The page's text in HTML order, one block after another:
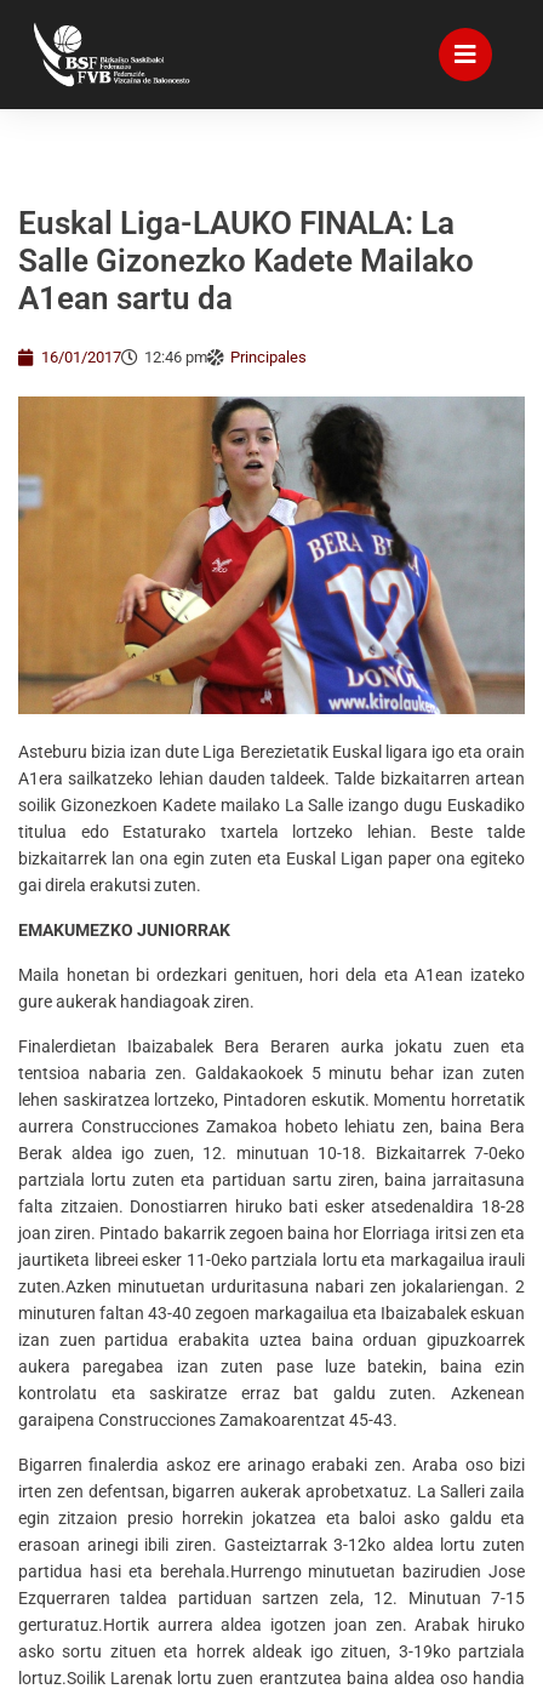
Euskal Liga-LAUKO FINALA: La
Salle Gizonezko Kadete Mailako
A1ean sartu da
16/01/2017 12:46 pm Principales
Asteburu bizia izan dute Liga Berezietatik Euskal ligara igo eta orain
A1era sailkatzeko lehian dauden taldeek. Talde bizkaitarren artean
soilik Gizonezkoen Kadete mailako La Salle izango dugu Euskadiko
titulua edo Estaturako txartela lortzeko lehian. Beste talde
bizkaitarrek lan ona egin zuten eta Euskal Ligan paper ona egiteko
gai direla erakutsi zuten.
EMAKUMEZKO JUNIORRAK
Maila honetan bi ordezkari genituen, hori dela eta A1ean izateko
gure aukerak handiagoak ziren.
Finalerdietan Ibaizabalek Bera Beraren aurka jokatu zuen eta
tentsioa nabaria zen. Galdakaokoek 5 minutu behar izan zuten
lehen saskiratzea lortzeko, Pintadoren eskutik. Momentu horretatik
aurrera Construcciones Zamakoa hobeto lehiatu zen, baina Bera
Berak aldea igo zuen, 12. minutuan 10-18. Bizkaitarrek 7-0eko
partziala lortu zuten eta partiduan sartu ziren, baina jarraitasuna
falta zitzaien. Donostiarren hiruko bati esker atsedenaldira 18-28
joan ziren. Pintado bakarrik zegoen baina hor Elorriaga iritsi zen eta
jaurtiketa libreei esker 11-0eko partziala lortu eta markagailua irauli
zuten.Azken minutuetan urduritasuna nabari zen jokalariengan. 2
minuturen faltan 43-40 zegoen markagailua eta Ibaizabalek eskuan
izan zuen partidua erabakita uztea baina orduan gipuzkoarrek
aukera paregabea izan zuten pase luze batekin, baina ezin
kontrolatu eta saskiratze erraz bat galdu zuten. Azkenean
garaipena Construcciones Zamakoarentzat 45-43.
Bigarren finalerdia askoz ere arinago erabaki zen. Araba oso bizi
irten zen defentsan, bigarren aukerak aprobetxatuz. La Salleri zaila
egin zitzaion presio horrekin jokatzea eta baloi asko galdu eta
erasoan arinegi ibili ziren. Gasteiztarrak 3-12ko aldea lortu zuten
partidua hasi eta berehala.Hurrengo minutuetan bazirudien Jose
Ezquerraren taldea partiduan sartzen zela, 12. Minutuan 7-15
gerturatuz.Hortik aurrera aldea igotzen joan zen. Arabak hiruko
asko sortu zituen eta horrek aldeak igo zituen, 3-19ko partziala
lortuz.Soilik Larenak lortu zuen erantzutea baina aldea oso handia